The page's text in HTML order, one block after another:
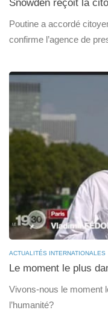
Snowden reçoit la
Poutine a accordé
confirme l’agence de
ACTUALITÉS INTERNATIONALES
Le moment le plus
Vivons-nous le moment
l’humanité?